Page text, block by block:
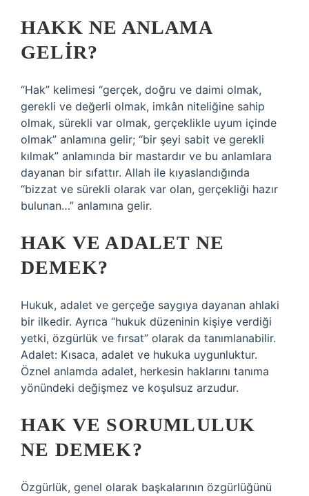
HAKK NE ANLAMA
GELIR?
“Hak” kelimesi “gerçek, doğru ve daimi olmak,
gerekli ve değerli olmak, imkân niteliğine sahip
olmak, sürekli var olmak, gerçeklikle uyum içinde
olmak” anlamına gelir; “bir şeyi sabit ve gerekli
kılmak” anlamında bir mastardır ve bu anlamlara
dayanan bir sıfattır. Allah ile kıyaslandığında
“bizzat ve sürekli olarak var olan, gerçekliği hazır
bulunan…” anlamına gelir.
HAK VE ADALET NE
DEMEK?
Hukuk, adalet ve gerçeğe saygıya dayanan ahlaki
bir ilkedir. Ayrıca “hukuk düzeninin kişiye verdiği
yetki, özgürlük ve fırsat” olarak da tanımlanabilir.
Adalet: Kısaca, adalet ve hukuka uygunluktur.
Öznel anlamda adalet, herkesin haklarını tanıma
yönündeki değişmez ve koşulsuz arzudur.
HAK VE SORUMLULUK
NE DEMEK?
Özgürlük, genel olarak başkalarının özgürlüğünü